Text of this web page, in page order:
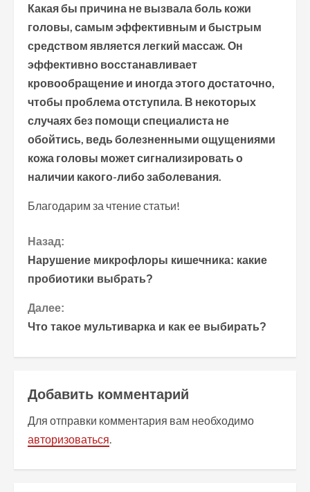
Какая бы причина не вызвала боль кожи
головы, самым эффективным и быстрым
средством является легкий массаж. Он
эффективно восстанавливает
кровообращение и иногда этого достаточно,
чтобы проблема отступила. В некоторых
случаях без помощи специалиста не
обойтись, ведь болезненными ощущениями
кожа головы может сигнализировать о
наличии какого-либо заболевания.
Благодарим за чтение статьи!
П
р
о
д
о
л
ж
и
Назад:
Нарушение микрофлоры кишечника: какие
пробиотики выбрать?
Далее:
Что такое мультиварка и как ее выбирать?
Добавить комментарий
Для отправки комментария вам необходимо
авторизоваться